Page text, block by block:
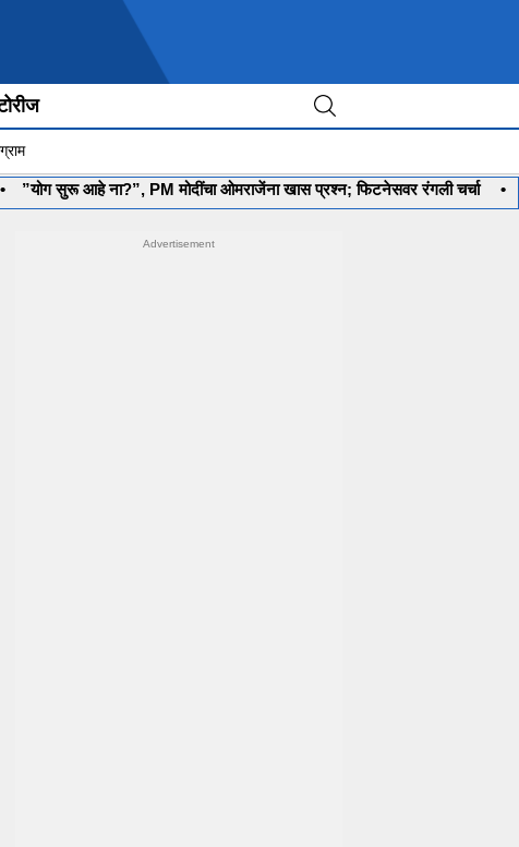
आहे ना?”, PM मोदींचा ओमराजेंना खास प्रश्न; फिटनेसवर रंगली चर्चा • ‘मला